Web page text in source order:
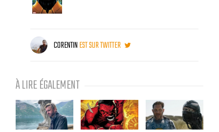
CORENTINEST SUR TWITTER
À LIRE ÉGALEMENT